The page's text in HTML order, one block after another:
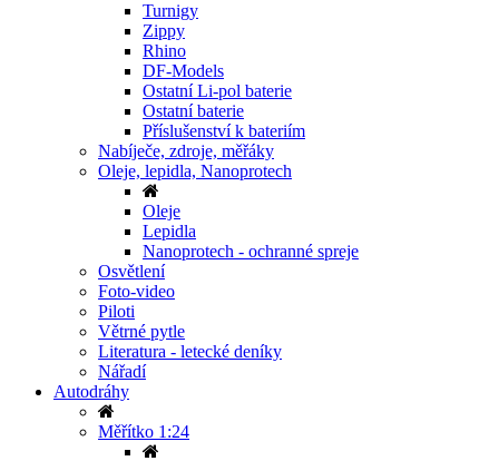
Turnigy
Zippy
Rhino
DF-Models
Ostatní Li-pol baterie
Ostatní baterie
Příslušenství k bateriím
Nabíječe, zdroje, měřáky
Oleje, lepidla, Nanoprotech
Oleje
Lepidla
Nanoprotech - ochranné spreje
Osvětlení
Foto-video
Piloti
Větrné pytle
Literatura - letecké deníky
Nářadí
Autodráhy
Měřítko 1:24